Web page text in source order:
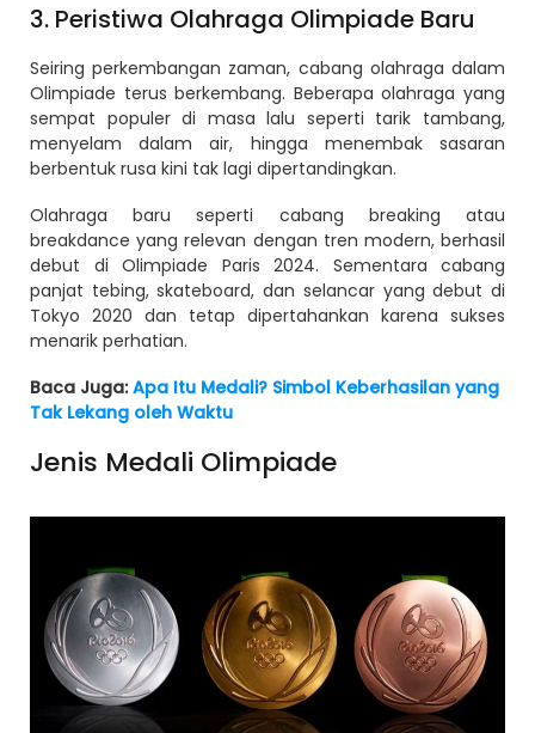
3. Peristiwa Olahraga Olimpiade Baru
Seiring perkembangan zaman, cabang olahraga dalam
Olimpiade terus berkembang. Beberapa olahraga yang
sempat populer di masa lalu seperti tarik tambang,
menyelam dalam air, hingga menembak sasaran
berbentuk rusa kini tak lagi dipertandingkan.
Olahraga baru seperti cabang breaking atau
breakdance yang relevan dengan tren modern, berhasil
debut di Olimpiade Paris 2024. Sementara cabang
panjat tebing, skateboard, dan selancar yang debut di
Tokyo 2020 dan tetap dipertahankan karena sukses
menarik perhatian.
Baca Juga:Apa Itu Medali? Simbol Keberhasilan yang
Tak Lekang oleh Waktu
Jenis Medali Olimpiade